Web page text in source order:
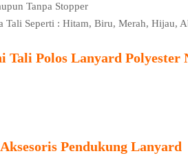
Tanpa Stopper
Tali Seperti : Hitam, Biru, Merah, Hijau,
Tali Polos Lanyard Polyester
Pendukung Lanyard